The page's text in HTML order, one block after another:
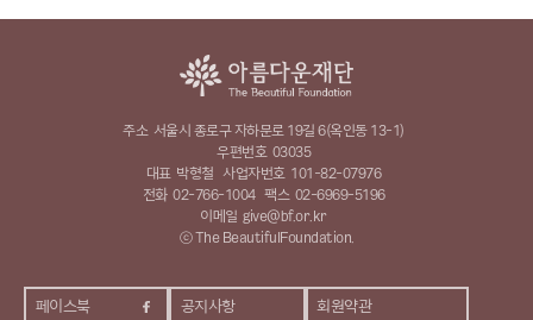
페이스북 공지사항 회원약관
주소 서울시 종로구 자하문로 19길 6(옥인동 13-1)
우편번호 03035
대표 박형철 사업자번호 101-82-07976
전화 02-766-1004 팩스 02-6969-5196
이메일 give@bf.or.kr
ⓒ The BeautifulFoundation.